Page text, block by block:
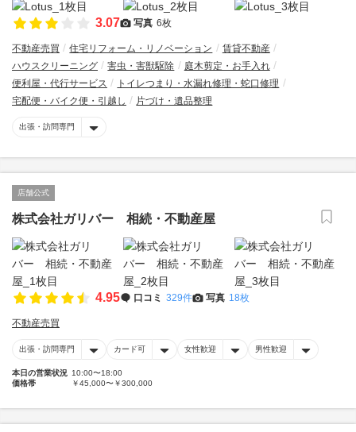
3.07 写真 6枚
不動産売買 住宅リフォーム・リノベーション
賃貸不動産
ハウスクリーニング
害虫・害獣駆除
庭木剪定・お手入れ
便利屋・代行サービス
トイレつまり・水漏れ修理・蛇口修理
宅配便・バイク便・引越し
片づけ・遺品整理
出張・訪問専門
店舗公式
株式会社ガリバー 相続・不動産屋
4.95 口コミ 329件 写真 18枚
不動産売買
出張・訪問専門 カード可 女性歓迎 男性歓迎
本日の営業状況 10:00〜18:00
価格帯
￥45,000〜￥300,000